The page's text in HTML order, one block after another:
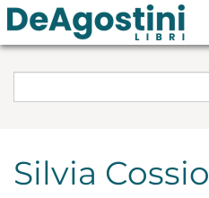
Silvia Cossio